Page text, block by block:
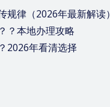
律（2026年最新解读）
？本地办理攻略
2026年看清选择